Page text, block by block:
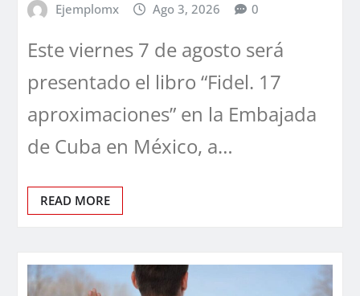
Ejemplomx Ago 3, 2026 0
Este viernes 7 de agosto será
presentado el libro “Fidel. 17
aproximaciones” en la Embajada
de Cuba en México, a…
READ MORE